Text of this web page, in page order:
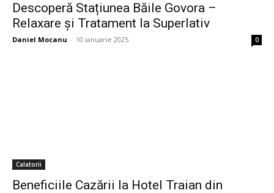
Descoperă Stațiunea Băile Govora –
Relaxare și Tratament la Superlativ
Daniel Mocanu - 10 ianuarie 2025 0
Calatorii
Beneficiile Cazării la Hotel Traian din